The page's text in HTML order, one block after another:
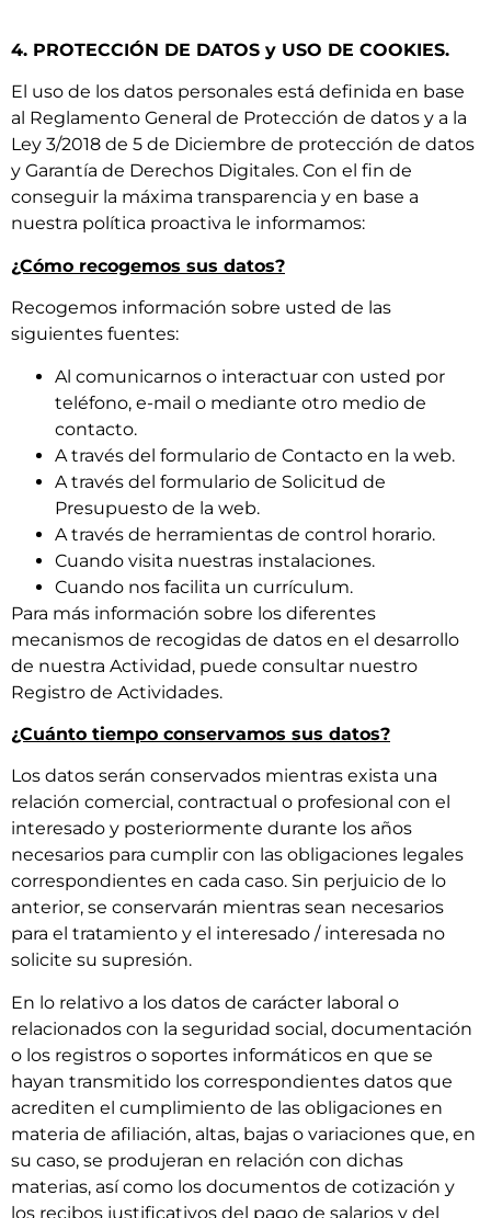
4. PROTECCIÓN DE DATOS y USO DE COOKIES.
El uso de los datos personales está definida en base
al Reglamento General de Protección de datos y a la
Ley 3/2018 de 5 de Diciembre de protección de datos
y Garantía de Derechos Digitales. Con el fin de
conseguir la máxima transparencia y en base a
nuestra política proactiva le informamos:
¿Cómo recogemos sus datos?
Recogemos información sobre usted de las
siguientes fuentes:
Al comunicarnos o interactuar con usted por
teléfono, e-mail o mediante otro medio de
contacto.
A través del formulario de Contacto en la web.
A través del formulario de Solicitud de
Presupuesto de la web.
A través de herramientas de control horario.
Cuando visita nuestras instalaciones.
Cuando nos facilita un currículum.
Para más información sobre los diferentes
mecanismos de recogidas de datos en el desarrollo
de nuestra Actividad, puede consultar nuestro
Registro de Actividades.
¿Cuánto tiempo conservamos sus datos?
Los datos serán conservados mientras exista una
relación comercial, contractual o profesional con el
interesado y posteriormente durante los años
necesarios para cumplir con las obligaciones legales
correspondientes en cada caso. Sin perjuicio de lo
anterior, se conservarán mientras sean necesarios
para el tratamiento y el interesado / interesada no
solicite su supresión.
En lo relativo a los datos de carácter laboral o
relacionados con la seguridad social, documentación
o los registros o soportes informáticos en que se
hayan transmitido los correspondientes datos que
acrediten el cumplimiento de las obligaciones en
materia de afiliación, altas, bajas o variaciones que, en
su caso, se produjeran en relación con dichas
materias, así como los documentos de cotización y
los recibos justificativos del pago de salarios y del